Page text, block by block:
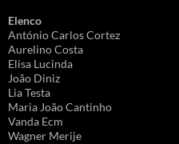
Elenco
António Carlos Cortez
Aurelino Costa
Elisa Lucinda
João Diniz
Lia Testa
Maria João Cantinho
Vanda Ecm
Wagner Merije